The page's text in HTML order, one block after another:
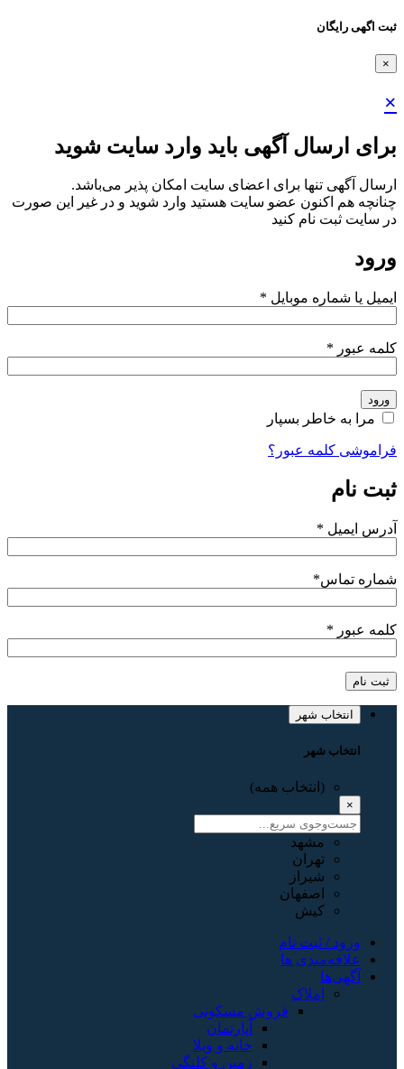
ثبت اگهی رایگان
×
×
برای ارسال آگهی باید وارد سایت شوید
ارسال آگهی تنها برای اعضای سایت امکان پذیر می‌باشد.
چنانچه هم‌ اکنون عضو سایت هستید وارد شوید و در غیر این صورت
در سایت ثبت نام کنید
ورود
ایمیل یا شماره موبایل *
کلمه عبور *
ورود
مرا به خاطر بسپار
فراموشی کلمه عبور؟
ثبت نام
آدرس ایمیل *
شماره تماس*
کلمه عبور *
ثبت نام
انتخاب شهر
انتخاب شهر
(انتخاب همه)
×
مشهد
تهران
شیراز
اصفهان
کیش
ورود / ثبت نام
علاقه‌مندی ها
آگهی‌ها
املاک
فروش مسکونی
آپارتمان
خانه و ویلا
زمین و کلنگی